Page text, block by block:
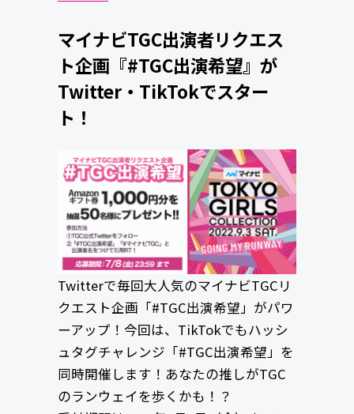
マイナビTGC出演者リクエス
ト企画『#TGC出演希望』が
Twitter・TikTokでスター
ト！
Twitterで毎回大人気のマイナビTGCリ
クエスト企画「#TGC出演希望」がパワ
ーアップ！今回は、TikTokでもハッシ
ュタグチャレンジ「#TGC出演希望」を
同時開催します！あなたの推しがTGC
のランウェイを歩くかも！？